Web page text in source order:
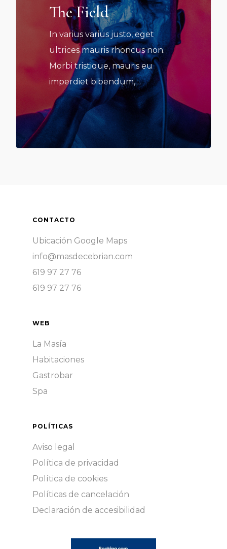
The Field
In varius varius justo, eget
ultrices mauris rhoncus non.
Morbi tristique, mauris eu
imperdiet bibendum,…
CONTACTO
Ubicación Google Maps
info@masdecebrian.com
619 97 27 76
619 97 27 76
WEB
La Masía
Habitaciones
Gastrobar
Spa
POLÍTICAS
Aviso legal
Política de privacidad
Política de cookies
Políticas de cancelación
Declaración de accesibilidad